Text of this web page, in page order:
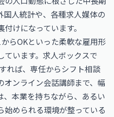
国人統計や、各種求人媒体の
けになっています。
らOKといった柔軟な雇用形
います。求人ボックスで
れば、専任からシフト相談
オンライン会話講師まで、幅
本業を持ちながら、あるい
始められる環境が整っている